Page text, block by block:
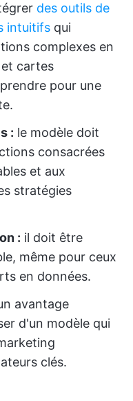
des outils de
intuitifs qui
complexes en
cartes
pour une
: le modèle doit
consacrées
et aux
stratégies
: il doit être
même pour ceux
en données.
avantage
d'un modèle qui
clés.